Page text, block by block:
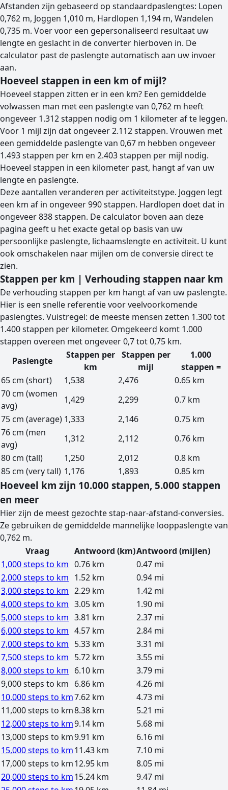
Afstanden zijn gebaseerd op standaardpaslengtes: Lopen
0,762 m, Joggen 1,010 m, Hardlopen 1,194 m, Wandelen
0,735 m. Voer voor een gepersonaliseerd resultaat uw
lengte en geslacht in de converter hierboven in. De
calculator past de paslengte automatisch aan uw invoer
aan.
Hoeveel stappen in een km of mijl?
Hoeveel stappen zitten er in een km? Een gemiddelde
volwassen man met een paslengte van 0,762 m heeft
ongeveer 1.312 stappen nodig om 1 kilometer af te leggen.
Voor 1 mijl zijn dat ongeveer 2.112 stappen. Vrouwen met
een gemiddelde paslengte van 0,67 m hebben ongeveer
1.493 stappen per km en 2.403 stappen per mijl nodig.
Hoeveel stappen in een kilometer past, hangt af van uw
lengte en paslengte.
Deze aantallen veranderen per activiteitstype. Joggen legt
een km af in ongeveer 990 stappen. Hardlopen doet dat in
ongeveer 838 stappen. De calculator boven aan deze
pagina geeft u het exacte getal op basis van uw
persoonlijke paslengte, lichaamslengte en activiteit. U kunt
ook omschakelen naar mijlen om de conversie direct te
zien.
Stappen per km | Verhouding stappen naar km
De verhouding stappen per km hangt af van uw paslengte.
Hier is een snelle referentie voor veelvoorkomende
paslengtes. Vuistregel: de meeste mensen zetten 1.300 tot
1.400 stappen per kilometer. Omgekeerd komt 1.000
stappen overeen met ongeveer 0,7 tot 0,75 km.
Paslengte
Stappen per
km
Stappen per
mijl
1.000
stappen =
65 cm (short)
1,538 2,476
0.65 km
70 cm (women
avg)
1,429 2,299
0.7 km
75 cm (average) 1,333 2,146
0.75 km
76 cm (men
avg)
1,312 2,112
0.76 km
80 cm (tall)
1,250 2,012
0.8 km
85 cm (very tall) 1,176 1,893 0.85 km
Hoeveel km zijn 10.000 stappen, 5.000 stappen
en meer
Hier zijn de meest gezochte stap-naar-afstand-conversies.
Ze gebruiken de gemiddelde mannelijke looppaslengte van
0,762 m.
Vraag
Antwoord (km)Antwoord (mijlen)
1,000 steps to km 0.76 km
0.47 mi
2,000 steps to km 1.52 km
0.94 mi
3,000 steps to km 2.29 km
1.42 mi
4,000 steps to km 3.05 km
1.90 mi
5,000 steps to km 3.81 km
2.37 mi
6,000 steps to km 4.57 km
2.84 mi
7,000 steps to km 5.33 km
3.31 mi
7,500 steps to km 5.72 km
3.55 mi
8,000 steps to km 6.10 km
3.79 mi
9,000 steps to km 6.86 km
4.26 mi
10,000 steps to km7.62 km
4.73 mi
11,000 steps to km8.38 km
5.21 mi
12,000 steps to km9.14 km
5.68 mi
13,000 steps to km9.91 km
6.16 mi
15,000 steps to km11.43 km
7.10 mi
17,000 steps to km12.95 km
8.05 mi
20,000 steps to km15.24 km
9.47 mi